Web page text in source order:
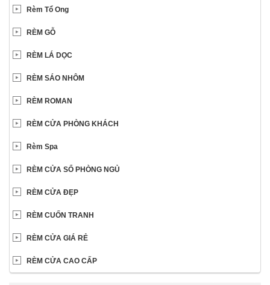
Rèm Tổ Ong
RÈM GỖ
RÈM LÁ DỌC
RÈM SÁO NHÔM
RÈM ROMAN
RÈM CỬA PHÒNG KHÁCH
Rèm Spa
RÈM CỬA SỔ PHÒNG NGỦ
RÈM CỬA ĐẸP
RÈM CUỐN TRANH
RÈM CỬA GIÁ RẺ
RÈM CỬA CAO CẤP